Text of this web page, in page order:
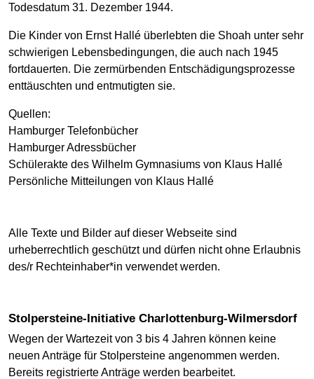
Todesdatum 31. Dezember 1944.
Die Kinder von Ernst Hallé überlebten die Shoah unter sehr
schwierigen Lebensbedingungen, die auch nach 1945
fortdauerten. Die zermürbenden Entschädigungsprozesse
enttäuschten und entmutigten sie.
Quellen:
Hamburger Telefonbücher
Hamburger Adressbücher
Schülerakte des Wilhelm Gymnasiums von Klaus Hallé
Persönliche Mitteilungen von Klaus Hallé
Alle Texte und Bilder auf dieser Webseite sind
urheberrechtlich geschützt und dürfen nicht ohne Erlaubnis
des/r Rechteinhaber*in verwendet werden.
Stolpersteine-Initiative Charlottenburg-Wilmersdorf
Wegen der Wartezeit von 3 bis 4 Jahren können keine
neuen Anträge für Stolpersteine angenommen werden.
Bereits registrierte Anträge werden bearbeitet.